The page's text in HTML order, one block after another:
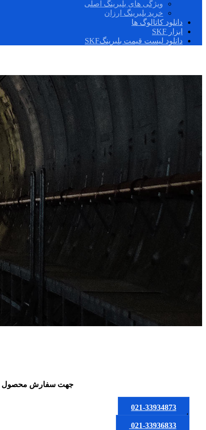
ویژگی های بلبرینگ اصلی
خرید بلبرینگ ارزان
دانلود کاتالوگ ها
ابزار SKF
دانلود لیست قیمت بلبرینگSKF
جهت سفارش محصول
021-33934873
یا
021-33936833